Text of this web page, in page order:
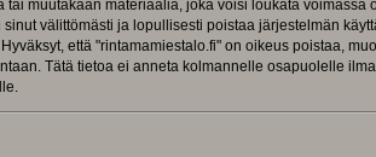
muutakaan materiaalia, joka voisi loukata
välittömästi ja lopullisesti poistaa järjestelmän
että "rintamamiestalo.fi" on oikeus poistaa,
Tätä tietoa ei anneta kolmannelle osapuolelle